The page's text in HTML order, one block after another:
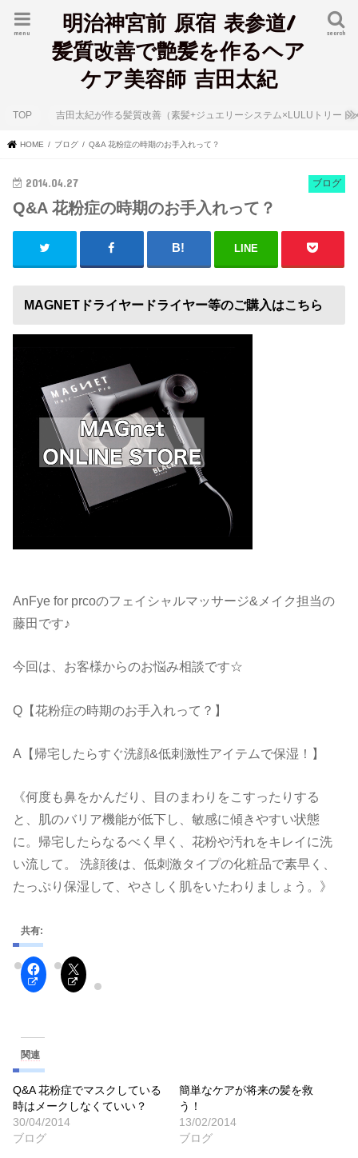
明治神宮前 原宿 表参道/
髪質改善で艶髪を作るヘア
ケア美容師 吉田太紀
search
menu
TOP 吉田太紀が作る髪質改善（素髪+ジュエリーシステム×LULUトリート
HOME ブログ Q&A 花粉症の時期のお手入れって？
ブログ
2014.04.27
Q&A 花粉症の時期のお手入れって？
LINE
MAGNETドライヤードライヤー等のご購入はこちら
AnFye for prcoのフェイシャルマッサージ&メイク担当の
藤田です♪
今回は、お客様からのお悩み相談です☆
Q【花粉症の時期のお手入れって？】
A【帰宅したらすぐ洗顔&低刺激性アイテムで保湿！】
《何度も鼻をかんだり、目のまわりをこすったりする
と、肌のバリア機能が低下し、敏感に傾きやすい状態
に。帰宅したらなるべく早く、花粉や汚れをキレイに洗
い流して。 洗顔後は、低刺激タイプの化粧品で素早く、
たっぷり保湿して、やさしく肌をいたわりましょう。》
共有:
関連
Q&A 花粉症でマスクしている
時はメークしなくていい？
30/04/2014
ブログ
簡単なケアが将来の髪を救
う！
13/02/2014
ブログ